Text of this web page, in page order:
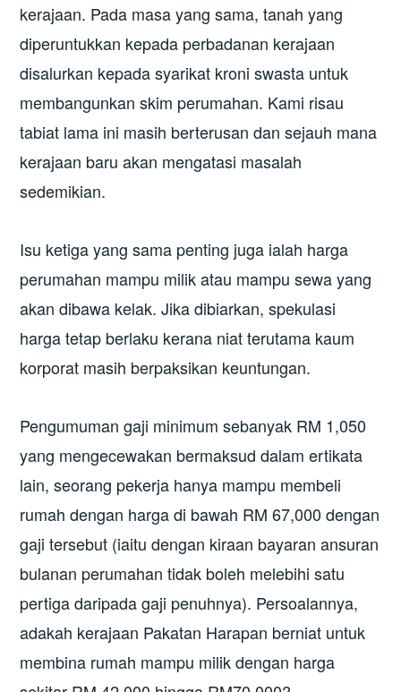
kerajaan. Pada masa yang sama, tanah yang
diperuntukkan kepada perbadanan kerajaan
disalurkan kepada syarikat kroni swasta untuk
membangunkan skim perumahan. Kami risau
tabiat lama ini masih berterusan dan sejauh mana
kerajaan baru akan mengatasi masalah
sedemikian.
Isu ketiga yang sama penting juga ialah harga
perumahan mampu milik atau mampu sewa yang
akan dibawa kelak. Jika dibiarkan, spekulasi
harga tetap berlaku kerana niat terutama kaum
korporat masih berpaksikan keuntungan.
Pengumuman gaji minimum sebanyak RM 1,050
yang mengecewakan bermaksud dalam ertikata
lain, seorang pekerja hanya mampu membeli
rumah dengan harga di bawah RM 67,000 dengan
gaji tersebut (iaitu dengan kiraan bayaran ansuran
bulanan perumahan tidak boleh melebihi satu
pertiga daripada gaji penuhnya). Persoalannya,
adakah kerajaan Pakatan Harapan berniat untuk
membina rumah mampu milik dengan harga